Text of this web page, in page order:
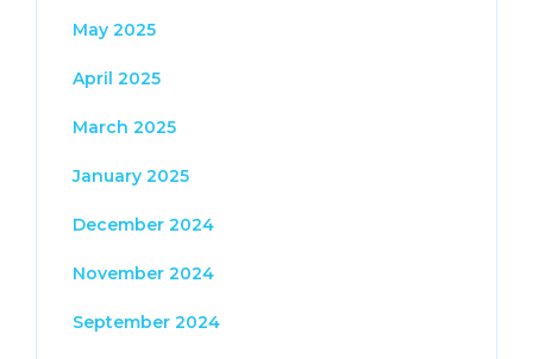
May 2025
April 2025
March 2025
January 2025
December 2024
November 2024
September 2024